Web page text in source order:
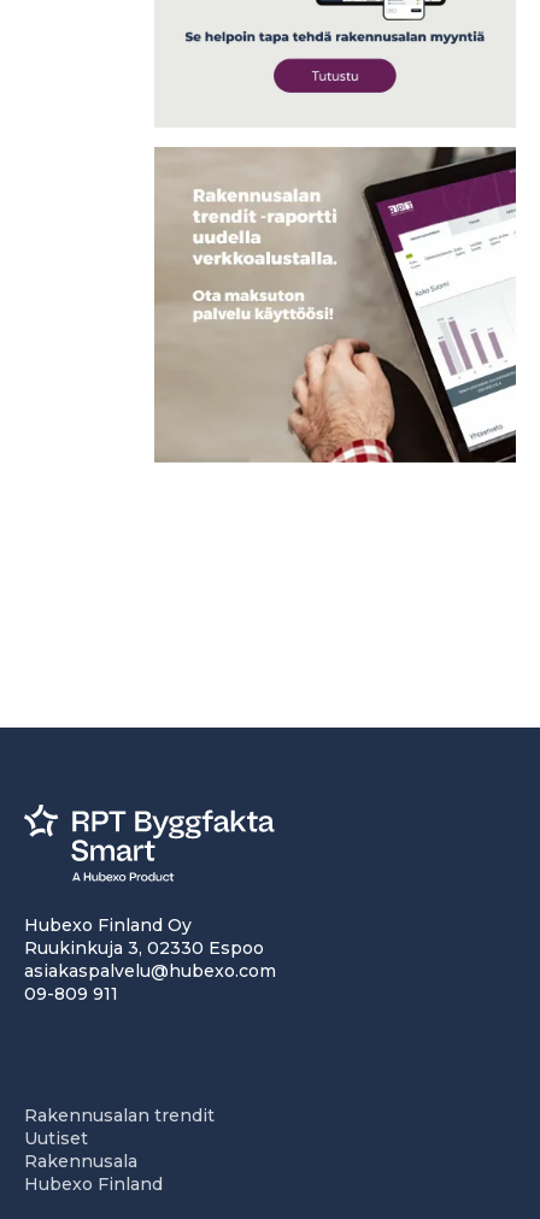
Hubexo Finland Oy
Ruukinkuja 3, 02330 Espoo
asiakaspalvelu@hubexo.com
09-809 911
Rakennusalan trendit
Uutiset
Rakennusala
Hubexo Finland